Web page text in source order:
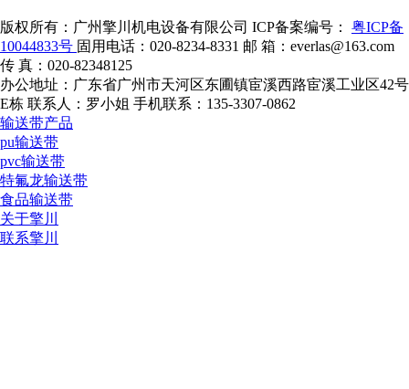
版权所有：广州擎川机电设备有限公司 ICP备案编号： 粤ICP备
10044833号 固用电话：020-8234-8331 邮 箱：everlas@163.com
传 真：020-82348125
办公地址：广东省广州市天河区东圃镇宦溪西路宦溪工业区42号
E栋 联系人：罗小姐 手机联系：135-3307-0862
输送带产品
pu输送带
pvc输送带
特氟龙输送带
食品输送带
关于擎川
联系擎川